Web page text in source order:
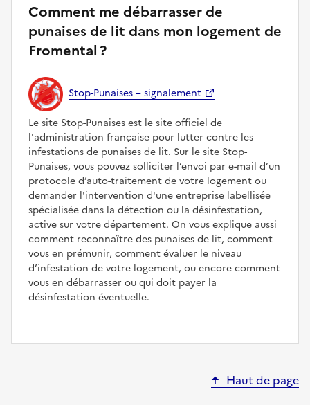
Comment me débarrasser de
punaises de lit dans mon logement de
Fromental ?
Stop-Punaises – signalement
Le site Stop-Punaises est le site officiel de
l'administration française pour lutter contre les
infestations de punaises de lit. Sur le site Stop-
Punaises, vous pouvez solliciter l’envoi par e-mail d’un
protocole d’auto-traitement de votre logement ou
demander l'intervention d'une entreprise labellisée
spécialisée dans la détection ou la désinfestation,
active sur votre département. On vous explique aussi
comment reconnaître des punaises de lit, comment
vous en prémunir, comment évaluer le niveau
d’infestation de votre logement, ou encore comment
vous en débarrasser ou qui doit payer la
désinfestation éventuelle.
Haut de page